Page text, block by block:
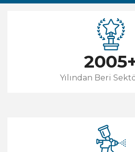
2005
Yılından Beri